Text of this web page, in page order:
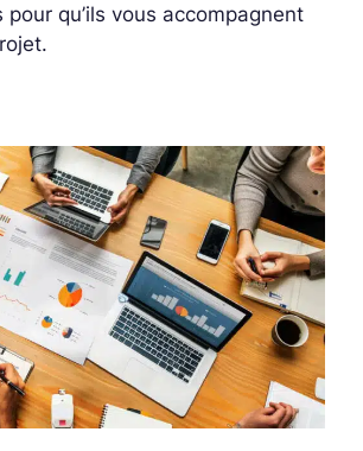
pour qu’ils vous accompagnent